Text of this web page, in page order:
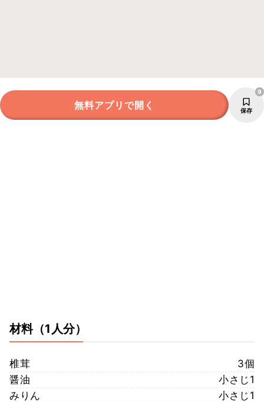
無料アプリで開く 保存
9
材料（1人分）
椎茸
3個
醤油
小さじ1
みりん
小さじ1